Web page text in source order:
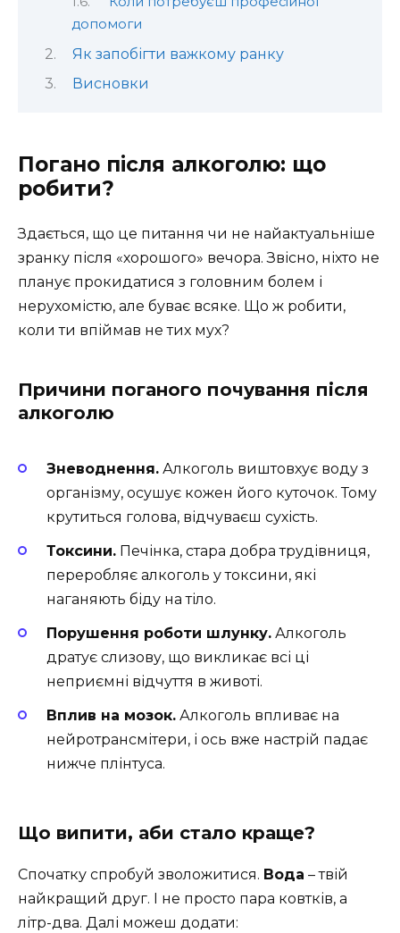
допомоги
Як запобігти важкому ранку
Висновки
Погано після алкоголю: що
робити?
Здається, що це питання чи не найактуальніше
зранку після «хорошого» вечора. Звісно, ніхто не
планує прокидатися з головним болем і
нерухомістю, але буває всяке. Що ж робити,
коли ти впіймав не тих мух?
Причини поганого почування після
алкоголю
Зневоднення. Алкоголь виштовхує воду з
організму, осушує кожен його куточок. Тому
крутиться голова, відчуваєш сухість.
Токсини. Печінка, стара добра трудівниця,
переробляє алкоголь у токсини, які
наганяють біду на тіло.
Порушення роботи шлунку. Алкоголь
дратує слизову, що викликає всі ці
неприємні відчуття в животі.
Вплив на мозок. Алкоголь впливає на
нейротрансмітери, і ось вже настрій падає
нижче плінтуса.
Що випити, аби стало краще?
Спочатку спробуй зволожитися. Вода – твій
найкращий друг. І не просто пара ковтків, а
літр-два. Далі можеш додати: